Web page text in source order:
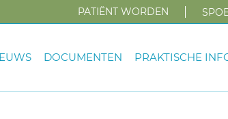
PATIËNT WORDEN
DOCUMENTEN PRAKTISCHE